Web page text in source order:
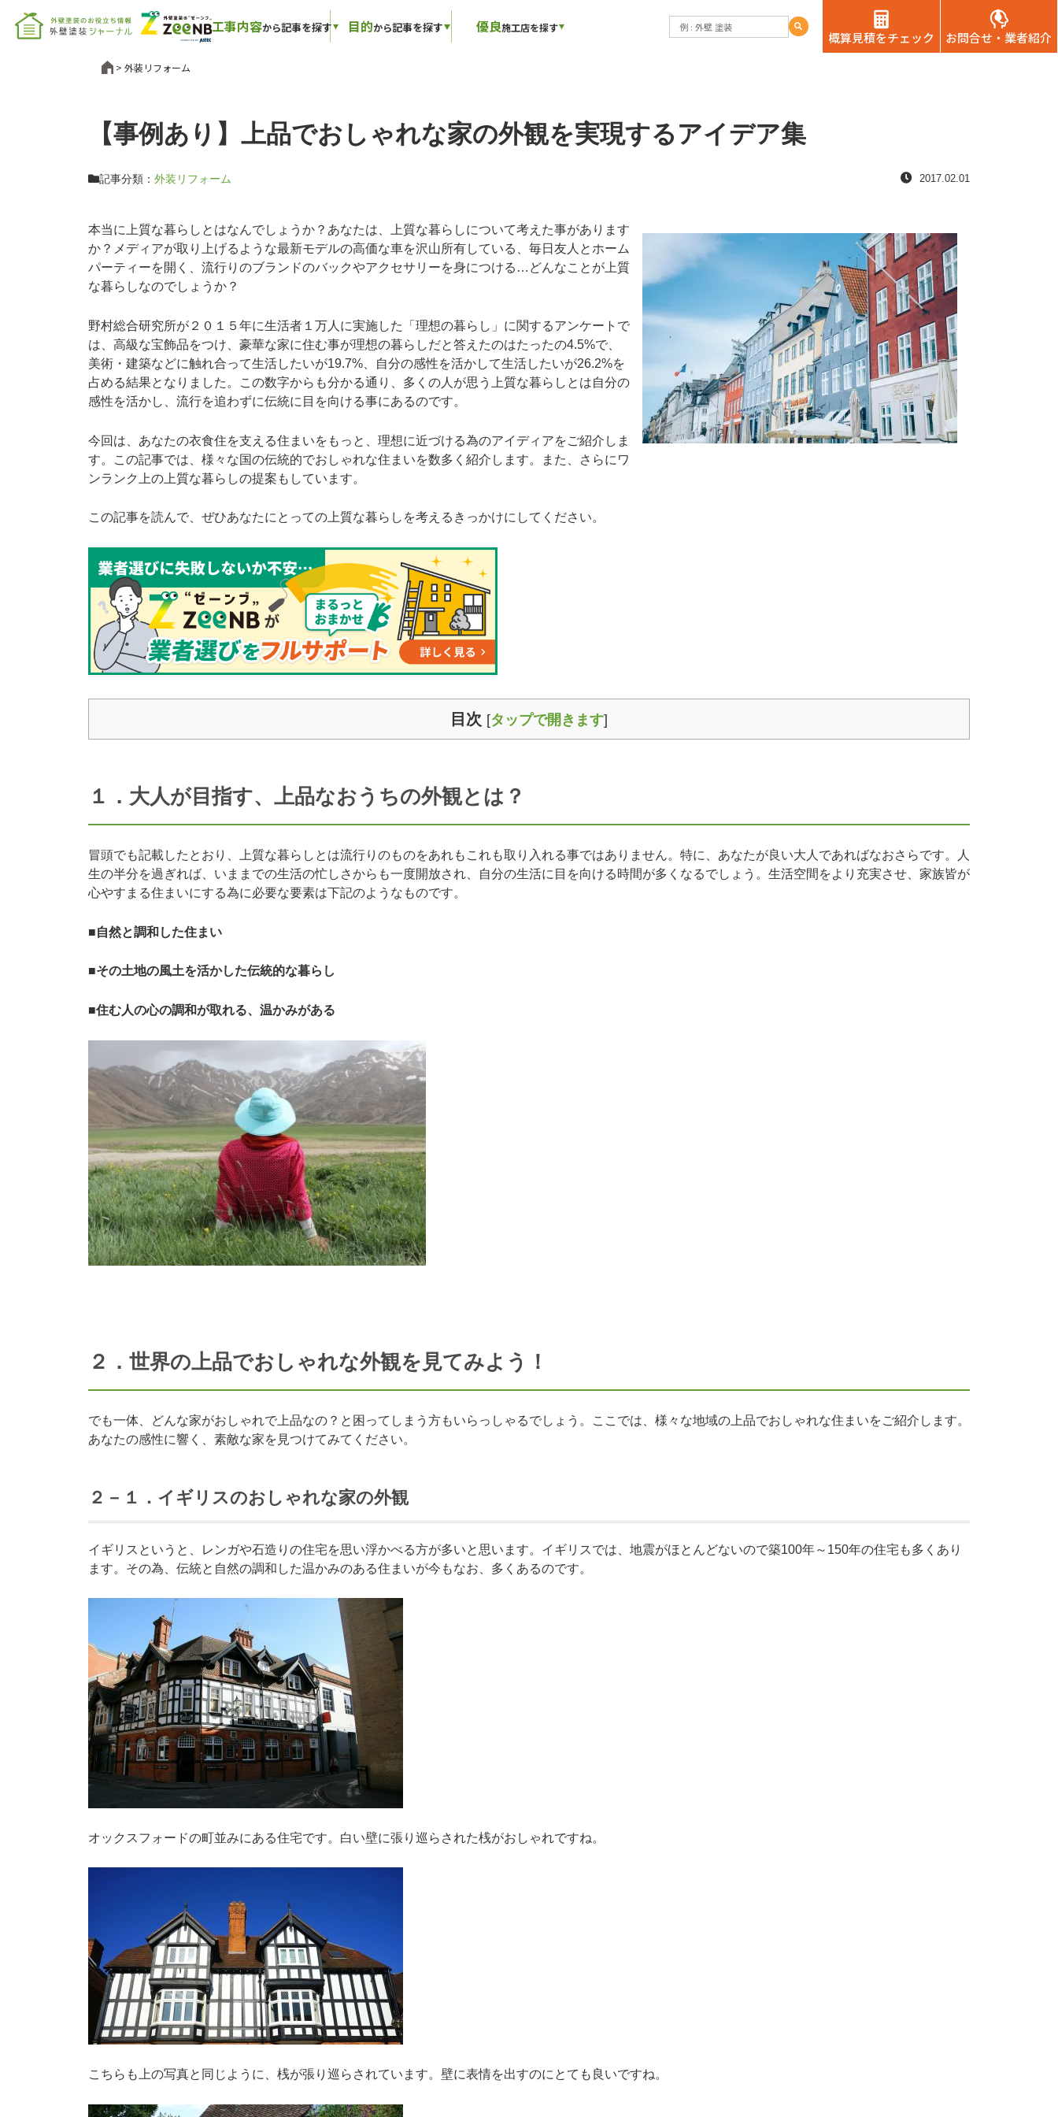
工事内容から記事を探す 目的から記事を探す 優良施工店を探す
概算見積をチェック お問合せ・業者紹介
外装リフォーム
【事例あり】上品でおしゃれな家の外観を実現するアイデア集
記事分類： 外装リフォーム 2017.02.01
本当に上質な暮らしとはなんでしょうか？あなたは、上質な暮らしについて考えた事があります
か？メディアが取り上げるような最新モデルの高価な車を沢山所有している、毎日友人とホーム
パーティーを開く、流行りのブランドのバックやアクセサリーを身につける…どんなことが上質
な暮らしなのでしょうか？
野村総合研究所が２０１５年に生活者１万人に実施した「理想の暮らし」に関するアンケートで
は、高級な宝飾品をつけ、豪華な家に住む事が理想の暮らしだと答えたのはたったの4.5%で、
美術・建築などに触れ合って生活したいが19.7%、自分の感性を活かして生活したいが26.2%を
占める結果となりました。この数字からも分かる通り、多くの人が思う上質な暮らしとは自分の
感性を活かし、流行を追わずに伝統に目を向ける事にあるのです。
今回は、あなたの衣食住を支える住まいをもっと、理想に近づける為のアイディアをご紹介しま
す。この記事では、様々な国の伝統的でおしゃれな住まいを数多く紹介します。また、さらにワ
ンランク上の上質な暮らしの提案もしています。
この記事を読んで、ぜひあなたにとっての上質な暮らしを考えるきっかけにしてください。
目次 [タップで開きます]
１．大人が目指す、上品なおうちの外観とは？
冒頭でも記載したとおり、上質な暮らしとは流行りのものをあれもこれも取り入れる事ではありません。特に、あなたが良い大人であればなおさらです。人
生の半分を過ぎれば、いままでの生活の忙しさからも一度開放され、自分の生活に目を向ける時間が多くなるでしょう。生活空間をより充実させ、家族皆が
心やすまる住まいにする為に必要な要素は下記のようなものです。
■自然と調和した住まい
■その土地の風土を活かした伝統的な暮らし
■住む人の心の調和が取れる、温かみがある
２．世界の上品でおしゃれな外観を見てみよう！
でも一体、どんな家がおしゃれで上品なの？と困ってしまう方もいらっしゃるでしょう。ここでは、様々な地域の上品でおしゃれな住まいをご紹介します。
あなたの感性に響く、素敵な家を見つけてみてください。
２－１．イギリスのおしゃれな家の外観
イギリスというと、レンガや石造りの住宅を思い浮かべる方が多いと思います。イギリスでは、地震がほとんどないので築100年～150年の住宅も多くあり
ます。その為、伝統と自然の調和した温かみのある住まいが今もなお、多くあるのです。
オックスフォードの町並みにある住宅です。白い壁に張り巡らされた桟がおしゃれですね。
こちらも上の写真と同じように、桟が張り巡らされています。壁に表情を出すのにとても良いですね。